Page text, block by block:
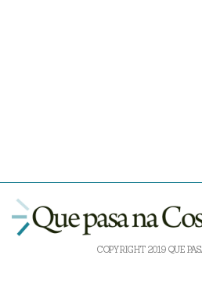
COPYRIGHT 2019 QUE